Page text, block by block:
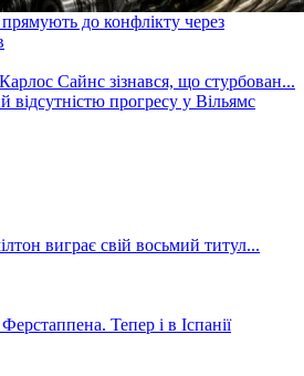
до конфлікту через
відсутністю прогресу у Вільямс
Тепер і в Іспанії